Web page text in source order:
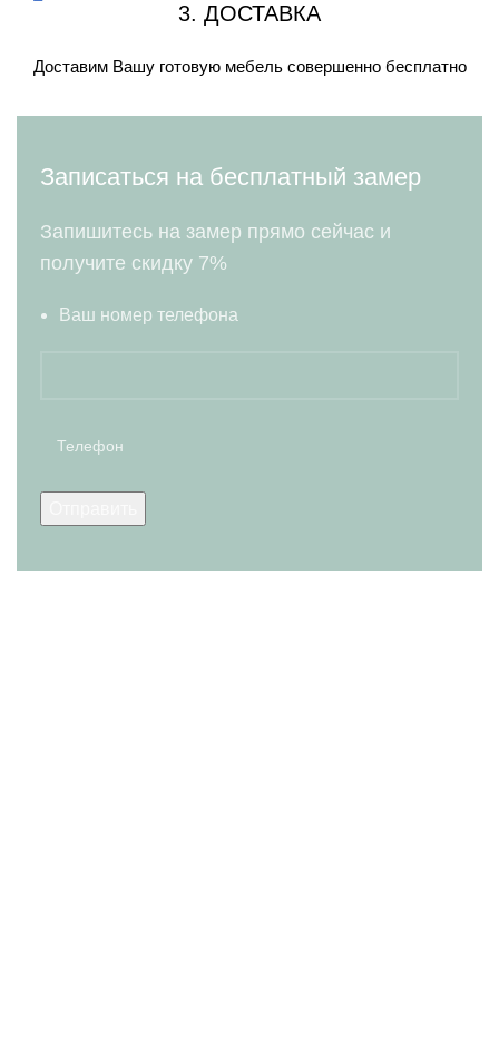
3. ДОСТАВКА
Доставим Вашу готовую мебель совершенно бесплатно
Записаться на бесплатный замер
Запишитесь на замер прямо сейчас и
получите скидку 7%
Ваш номер телефона